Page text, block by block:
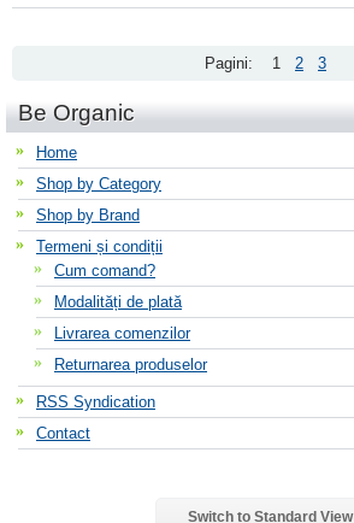
Pagini: 1 2 3
Be Organic
Home
Shop by Category
Shop by Brand
Termeni și condiții
Cum comand?
Modalități de plată
Livrarea comenzilor
Returnarea produselor
RSS Syndication
Contact
Switch to Standard View